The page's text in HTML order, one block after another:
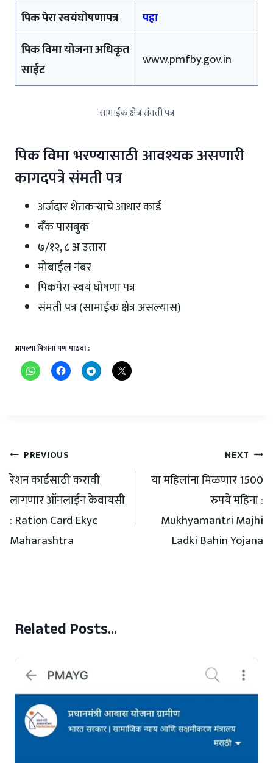
पिक पेरा स्वयंघोषणापत्र
पहा
पिक विमा योजना अधिकृत
साईट
www.pmfby.gov.in
सामाईक क्षेत्र संमती पत्र
पिक विमा भरण्यासाठी आवश्यक असणारी
कागदपत्रे संमती पत्र
अर्जदार शेतकऱ्याचे आधार कार्ड
बँक पासबुक
७/१२, ८ अ उतारा
मोबाईल नंबर
पिकपेरा स्वयं घोषणा पत्र
संमती पत्र (सामाईक क्षेत्र असल्यास)
आपल्या मित्रांना पण पाठवा :
PREVIOUS
रेशन कार्डसाठी करावी
लागणार ऑनलाईन केवायसी
: Ration Card Ekyc
Maharashtra
NEXT
या महिलांना मिळणार 1500
रुपये महिना :
Mukhyamantri Majhi
Ladki Bahin Yojana
Related Posts...